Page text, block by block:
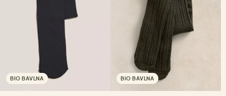
BIO BAVLNA BIO BAVLNA